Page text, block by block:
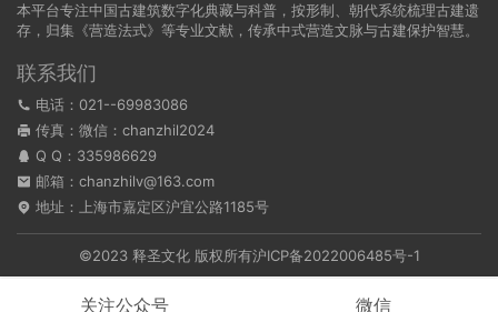
本平台专注中国古建筑数字化典藏与科普，按形制、朝代系统梳理古建遗
存，归集《营造法式》等专业文献，传承中式营造文脉与古建保护智慧。
联系我们
电话：021--69983086
传真：微信：chanzhil2024
Q Q： 335986629
邮箱：chanzhilv@163.com
地址：上海市嘉定区沪宜公路1185号
©2023 释圣文化 版权所有沪ICP备2022006485号-1
关注公众号 微信